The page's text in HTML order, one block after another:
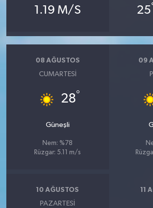
1.19 M/S 25
08 AĞUSTOS
CUMARTESI
28°
Güneşli
Nem: %78
Rüzgar: 5.11 m/s
09
10 AĞUSTOS
PAZARTESI
11